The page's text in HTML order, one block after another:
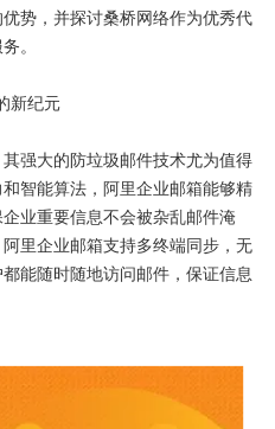
势，并探讨桑桥网络作为优秀代
。
新纪元
强大的防垃圾邮件技术尤为值得
智能算法，阿里企业邮箱能够精
业重要信息不会被杂乱邮件淹
里企业邮箱支持多终端同步，无
能随时随地访问邮件，保证信息